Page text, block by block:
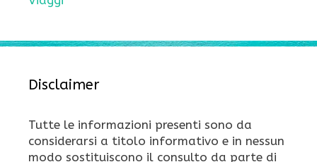
Disclaimer
Tutte le informazioni presenti sono da
considerarsi a titolo informativo e in nessun
modo sostituiscono il consulto da parte di